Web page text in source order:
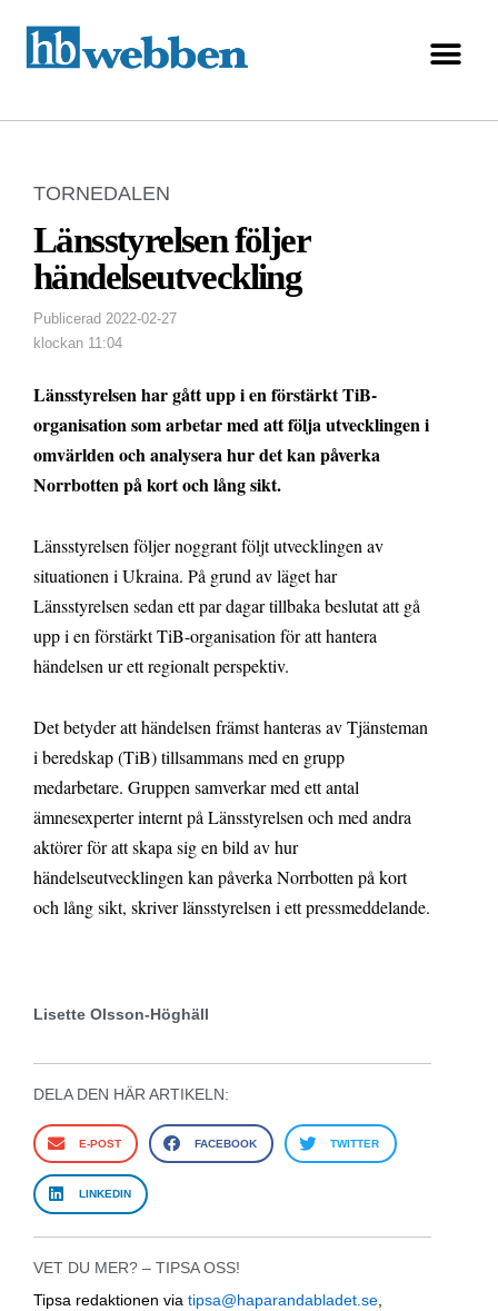
TORNEDALEN
Länsstyrelsen följer
händelseutveckling
Publicerad 2022-02-27
klockan 11:04
Länsstyrelsen har gått upp i en förstärkt TiB-
organisation som arbetar med att följa utvecklingen i
omvärlden och analysera hur det kan påverka
Norrbotten på kort och lång sikt.
Länsstyrelsen följer noggrant följt utvecklingen av
situationen i Ukraina. På grund av läget har
Länsstyrelsen sedan ett par dagar tillbaka beslutat att gå
upp i en förstärkt TiB-organisation för att hantera
händelsen ur ett regionalt perspektiv.
Det betyder att händelsen främst hanteras av Tjänsteman
i beredskap (TiB) tillsammans med en grupp
medarbetare. Gruppen samverkar med ett antal
ämnesexperter internt på Länsstyrelsen och med andra
aktörer för att skapa sig en bild av hur
händelseutvecklingen kan påverka Norrbotten på kort
och lång sikt, skriver länsstyrelsen i ett pressmeddelande.
Lisette Olsson-Höghäll
DELA DEN HÄR ARTIKELN:
E-POST FACEBOOK TWITTER
LINKEDIN
VET DU MER? – TIPSA OSS!
Tipsa redaktionen via tipsa@haparandabladet.se